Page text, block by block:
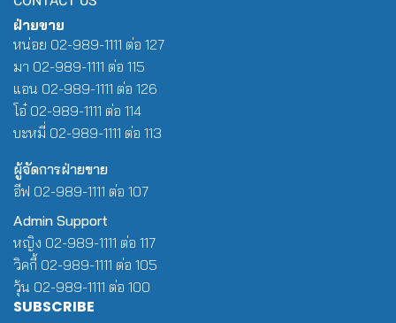
ฝ่ายขาย
หน่อย 02-989-1111 ต่อ 127
มา 02-989-1111 ต่อ 115
แอน 02-989-1111 ต่อ 126
โอ๋ 02-989-1111 ต่อ 114
บะหมี่ 02-989-1111 ต่อ 113
ผู้จัดการฝ่ายขาย
อีฟ 02-989-1111 ต่อ 107
Admin Support
หญิง 02-989-1111 ต่อ 117
วิคกี้ 02-989-1111 ต่อ 105
วุ้น 02-989-1111 ต่อ 100
SUBSCRIBE